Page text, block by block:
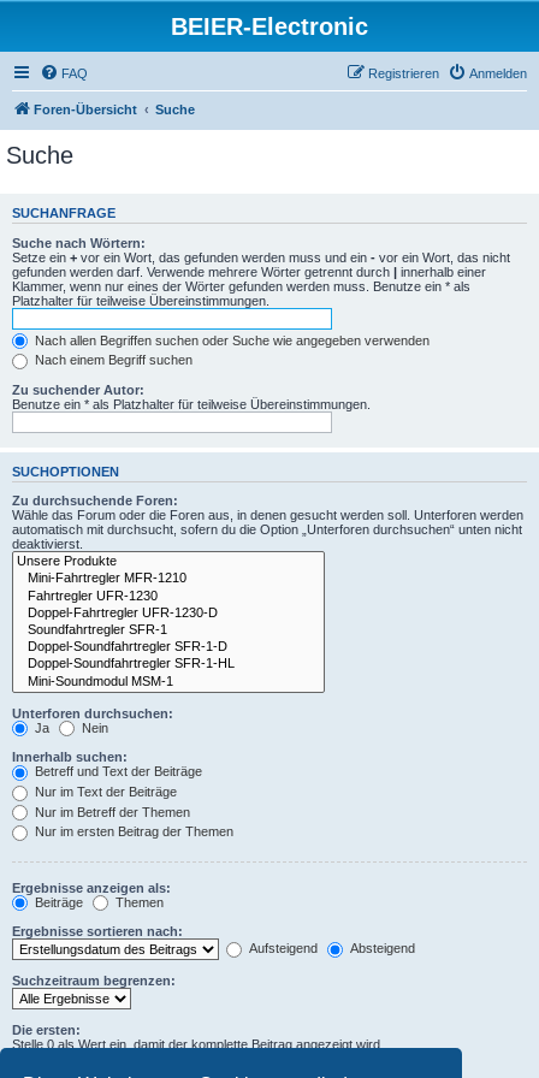
BEIER-Electronic
FAQ Anmelden
Registrieren
Foren-Übersicht Suche
Suche
SUCHANFRAGE
Suche nach Wörtern:
Setze ein + vor ein Wort, das gefunden werden muss und ein - vor ein Wort, das nicht
gefunden werden darf. Verwende mehrere Wörter getrennt durch | innerhalb einer
Klammer, wenn nur eines der Wörter gefunden werden muss. Benutze ein * als
Platzhalter für teilweise Übereinstimmungen.
Nach allen Begriffen suchen oder Suche wie angegeben verwenden
Nach einem Begriff suchen
Zu suchender Autor:
Benutze ein * als Platzhalter für teilweise Übereinstimmungen.
SUCHOPTIONEN
Zu durchsuchende Foren:
Wähle das Forum oder die Foren aus, in denen gesucht werden soll. Unterforen werden
automatisch mit durchsucht, sofern du die Option „Unterforen durchsuchen“ unten nicht
deaktivierst.
Unterforen durchsuchen:
Ja
Nein
Innerhalb suchen:
Betreff und Text der Beiträge
Nur im Text der Beiträge
Nur im Betreff der Themen
Nur im ersten Beitrag der Themen
Ergebnisse anzeigen als:
Beiträge
Themen
Ergebnisse sortieren nach:
Aufsteigend
Absteigend
Suchzeitraum begrenzen:
Die ersten:
Stelle 0 als Wert ein, damit der komplette Beitrag angezeigt wird.